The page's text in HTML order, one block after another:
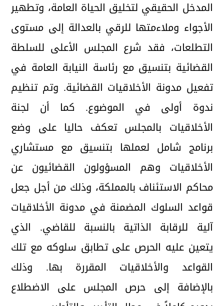
المدخل الحقيقي لتخليق الحياة العامة، وتطهير
الأجواء وملاءمتها للرقي بالعدالة إلى مستوى
التطلعات، فقد شرع المجلس الأعلى للسلطة
القضائية بتنسيق مع رئاسة النيابة العامة في
تفعيل مدونة الأخلاقيات القضائية. وتم تنظيم
ندوة أولى في الموضوع. كما أن لجنة
الأخلاقيات بالمجلس تعكف حاليا على وضع
برنامج شامل لعملها بتنسيق مع مستشاري
الأخلاقيات وهم المسؤولون القضائيون عن
محاكم الاستئناف بالمملكة، وذلك من أجل جعل
قواعد السلوك المضمنة في مدونة الأخلاقيات
آلية للرقابة الذاتية بالنسبة للقاضي. الذي
يتعين عليه الحرص على تطابق سلوكه مع تلك
القواعد والأخلاقيات المقررة بها. وذلك
بالإضافة إلى حرص المجلس على الاضطلاع